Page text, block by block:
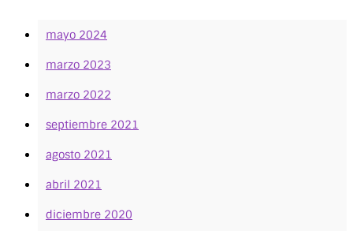
mayo 2024
marzo 2023
marzo 2022
septiembre 2021
agosto 2021
abril 2021
diciembre 2020